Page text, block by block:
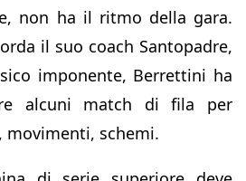
non ha il ritmo della gara.
il suo coach Santopadre,
imponente, Berrettini ha
alcuni match di fila per
movimenti, schemi.